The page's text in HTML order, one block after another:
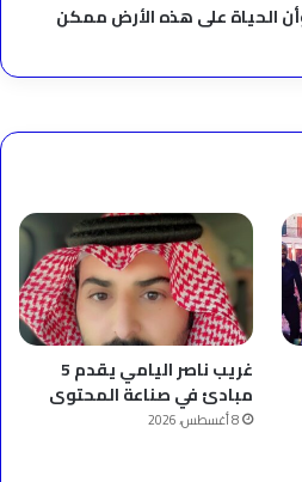
الحياة على هذه الأرض ممكن
غريب ناصر اليامي يقدم 5
مبادئ في صناعة المحتوى
8 أغسطس، 2026